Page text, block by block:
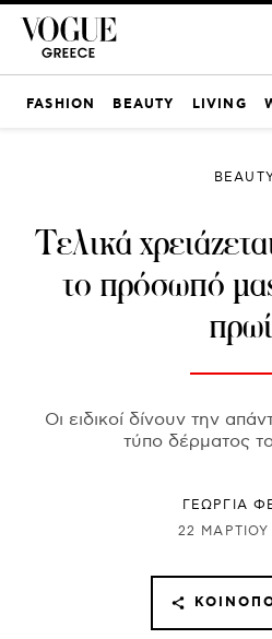
FASHION BEAUTY LIVING
Τελικά
το πρόσωπό
Οι ειδικοί δίνουν την
τύπο δέρματος
ΓΕΩΡΓΙΑ
22 ΜΑΡΤΊΟΥ